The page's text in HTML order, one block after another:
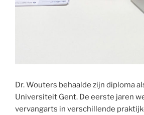
Dr. Wouters behaalde zijn diploma
Universiteit Gent. De eerste jaren
vervangarts in verschillende